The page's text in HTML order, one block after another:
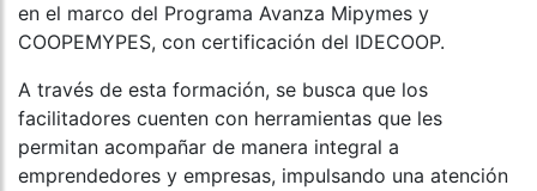
en el marco del Programa Avanza Mipymes y
COOPEMYPES, con certificación del IDECOOP.
A través de esta formación, se busca que los
facilitadores cuenten con herramientas que les
permitan acompañar de manera integral a
emprendedores y empresas, impulsando una atención